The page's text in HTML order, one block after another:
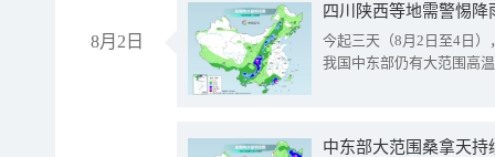
8月2日
今起三天（8月2日至4日
我国中东部仍有大范围高
中东部大范围桑拿天